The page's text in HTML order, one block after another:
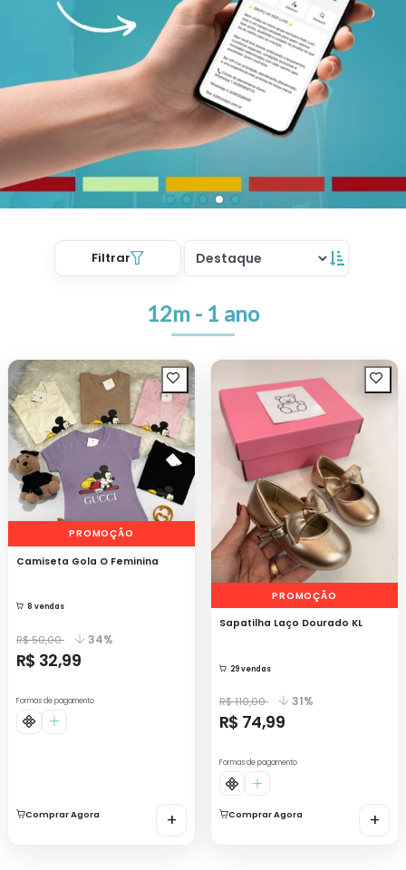
Filtrar
12m - 1 ano
PROMOÇÃO
Camiseta Gola O Feminina
8 vendas
R$ 50,00 34%
R$ 32,99
Formas de pagamento
Comprar Agora +
PROMOÇÃO
Sapatilha Laço Dourado KL
29 vendas
R$ 110,00 31%
R$ 74,99
Formas de pagamento
Comprar Agora +